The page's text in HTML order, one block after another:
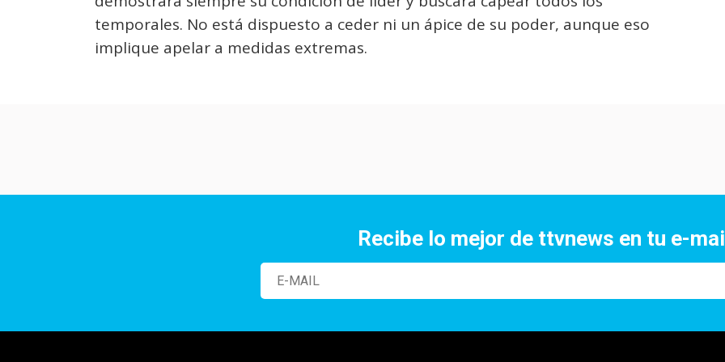
temporales. No está dispuesto a ceder ni un ápice de su poder, aunque eso
implique apelar a medidas extremas.
Recibe lo mejor de ttvnews en tu e-